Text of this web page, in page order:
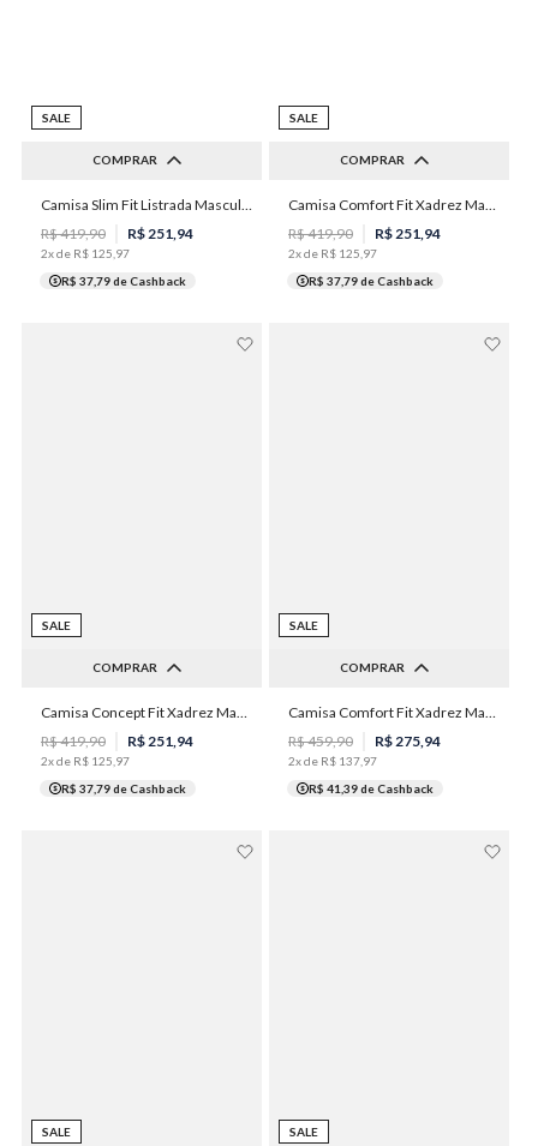
SALE
COMPRAR
2 3 5
Camisa Slim Fit Listrada Masculina Individual
R$419,90 R$251,94
2x de R$ 125 97
R$ 37,79de Cashback
SALE
COMPRAR
4 5
Camisa Comfort Fit Xadrez Masculina Individual
R$419,90 R$251,94
2x de R$ 125 97
R$ 37,79de Cashback
SALE
COMPRAR
3 5
R$419,90 R$ 251 94
2x de R$ 125 97
R$ 37,79de Cashback
SALE
COMPRAR
4 5
R$459,90 R$ 275 94
2x de R$ 137 97
R$ 41,39de Cashback
SALE SALE